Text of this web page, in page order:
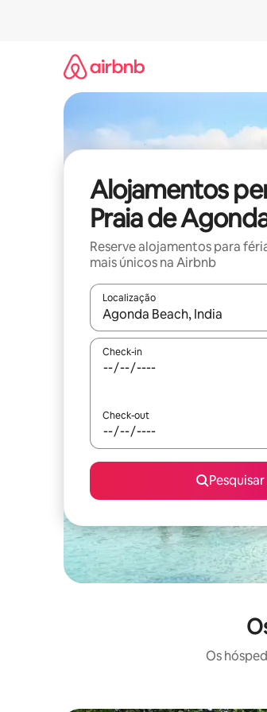
Alojamentos
Praia de
Reserve alojamentos para
mais únicos na Airbnb
Localização
Quando os resultados
Check-in
Check-out
Pesquisar
Os